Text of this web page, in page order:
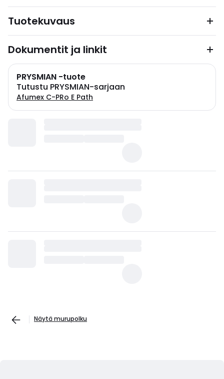
Tuotekuvaus
Dokumentit ja linkit
PRYSMIAN -tuote
Tutustu PRYSMIAN-sarjaan
Afumex C-PRo E Path
Näytä murupolku